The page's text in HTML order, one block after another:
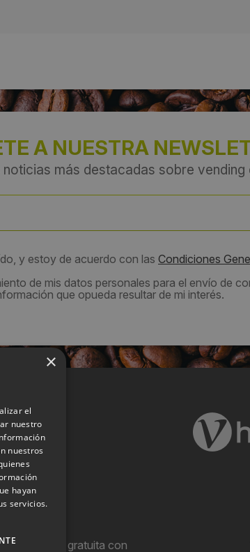
A NUESTRA
más destacadas sobre vending
y estoy de acuerdo con las Condiciones
de mis datos personales para el envío de
que opueda resultar de mi interés.
publicación gratuita con
×
el
nuestro
nuestros
hayan
servicios.